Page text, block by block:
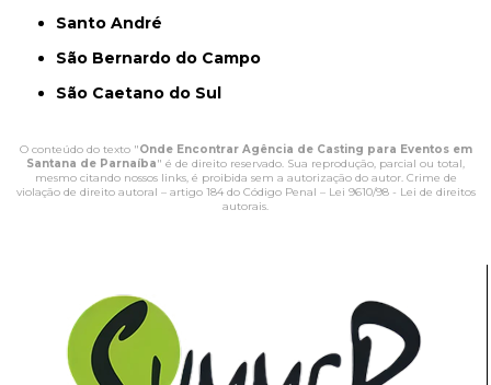
Santo André
São Bernardo do Campo
São Caetano do Sul
O conteúdo do texto "Onde Encontrar Agência de Casting para Eventos em
Santana de Parnaíba" é de direito reservado. Sua reprodução, parcial ou total,
mesmo citando nossos links, é proibida sem a autorização do autor. Crime de
violação de direito autoral – artigo 184 do Código Penal – Lei 9610/98 - Lei de direitos
autorais.